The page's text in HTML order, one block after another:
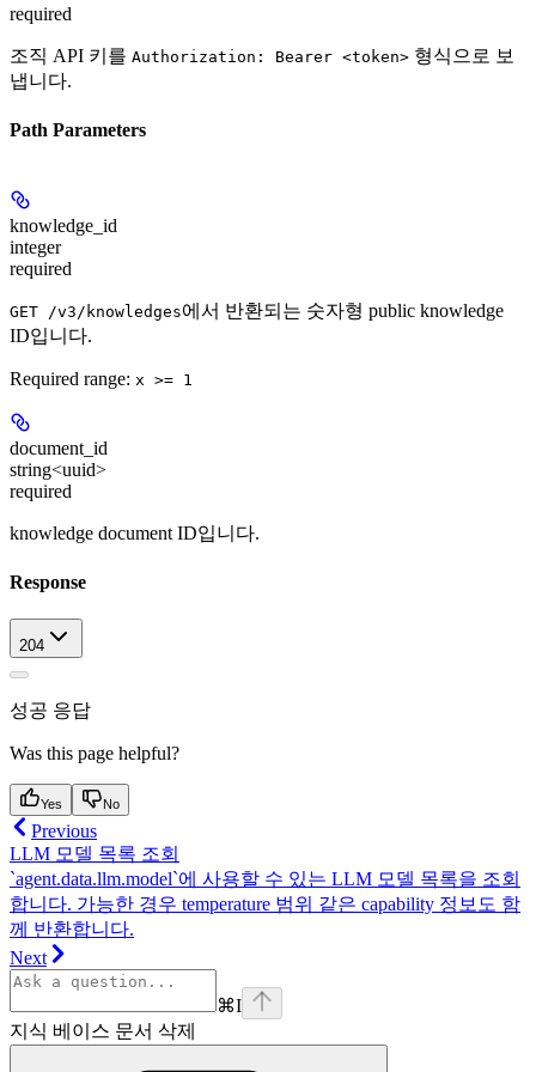
required
조직 API 키를 Authorization: Bearer <token> 형식으로 보
냅니다.
Path Parameters
knowledge_id
integer
required
GET /v3/knowledges에서 반환되는 숫자형 public knowledge
ID입니다.
Required range: x >= 1
document_id
string<uuid>
required
knowledge document ID입니다.
Response
204
성공 응답
Was this page helpful?
Yes No
Previous
LLM 모델 목록 조회
`agent.data.llm.model`에 사용할 수 있는 LLM 모델 목록을 조회
합니다. 가능한 경우 temperature 범위 같은 capability 정보도 함
께 반환합니다.
Next
⌘I
지식 베이스 문서 삭제